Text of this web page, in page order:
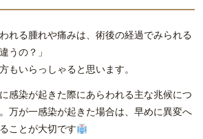
れる腫れや痛みは、術後の経過でみられる
うの？」
もいらっしゃると思います。
感染が起きた際にあらわれる主な兆候につ
万が一感染が起きた場合は、早めに異変へ
ことが大切です